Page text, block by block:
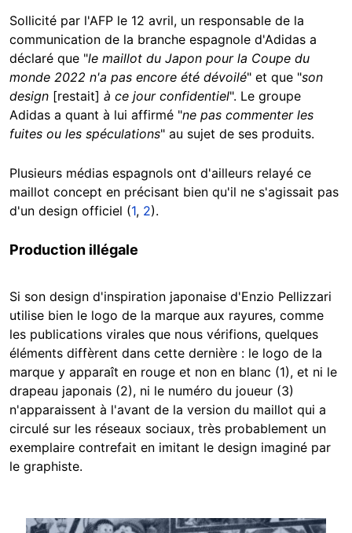
Sollicité par l'AFP le 12 avril, un responsable de la
communication de la branche espagnole d'Adidas a
déclaré que "le maillot du Japon pour la Coupe du
monde 2022 n'a pas encore été dévoilé" et que "son
design [restait] à ce jour confidentiel". Le groupe
Adidas a quant à lui affirmé "ne pas commenter les
fuites ou les spéculations" au sujet de ses produits.
Plusieurs médias espagnols ont d'ailleurs relayé ce
maillot concept en précisant bien qu'il ne s'agissait pas
d'un design officiel (1, 2).
Production illégale
Si son design d'inspiration japonaise d'Enzio Pellizzari
utilise bien le logo de la marque aux rayures, comme
les publications virales que nous vérifions, quelques
éléments diffèrent dans cette dernière : le logo de la
marque y apparaît en rouge et non en blanc (1), et ni le
drapeau japonais (2), ni le numéro du joueur (3)
n'apparaissent à l'avant de la version du maillot qui a
circulé sur les réseaux sociaux, très probablement un
exemplaire contrefait en imitant le design imaginé par
le graphiste.
Image